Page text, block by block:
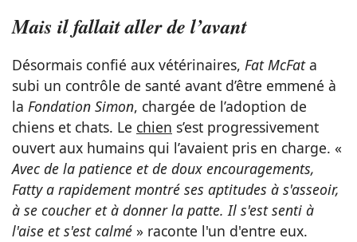
Mais il fallait aller de l’avant
Désormais confié aux vétérinaires, Fat McFata
subi un contrôle de santé avant d’être emmené à
la Fondation Simon, chargée de l’adoption de
chiens et chats. Le chien s’est progressivement
ouvert aux humains qui l’avaient pris en charge. «
Avec de la patience et de doux encouragements,
Fatty a rapidement montré ses aptitudes à s'asseoir,
à se coucher et à donner la patte. Il s'est senti à
l'aise et s'est calmé » raconte l'un d'entre eux.